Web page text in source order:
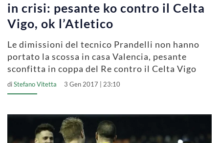
in crisi: pesante ko contro il Celta
Vigo, ok l’Atletico
Le dimissioni del tecnico Prandelli non hanno
portato la scossa in casa Valencia, pesante
sconfitta in coppa del Re contro il Celta Vigo
diStefano Vitetta 3 Gen 2017 | 23:10